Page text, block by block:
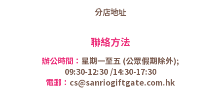
分店地址
聯絡方法
辦公時間： 星期一至五 (公眾假期除外);
09:30-12:30 /14:30-17:30
電郵： cs@sanriogiftgate.com.hk